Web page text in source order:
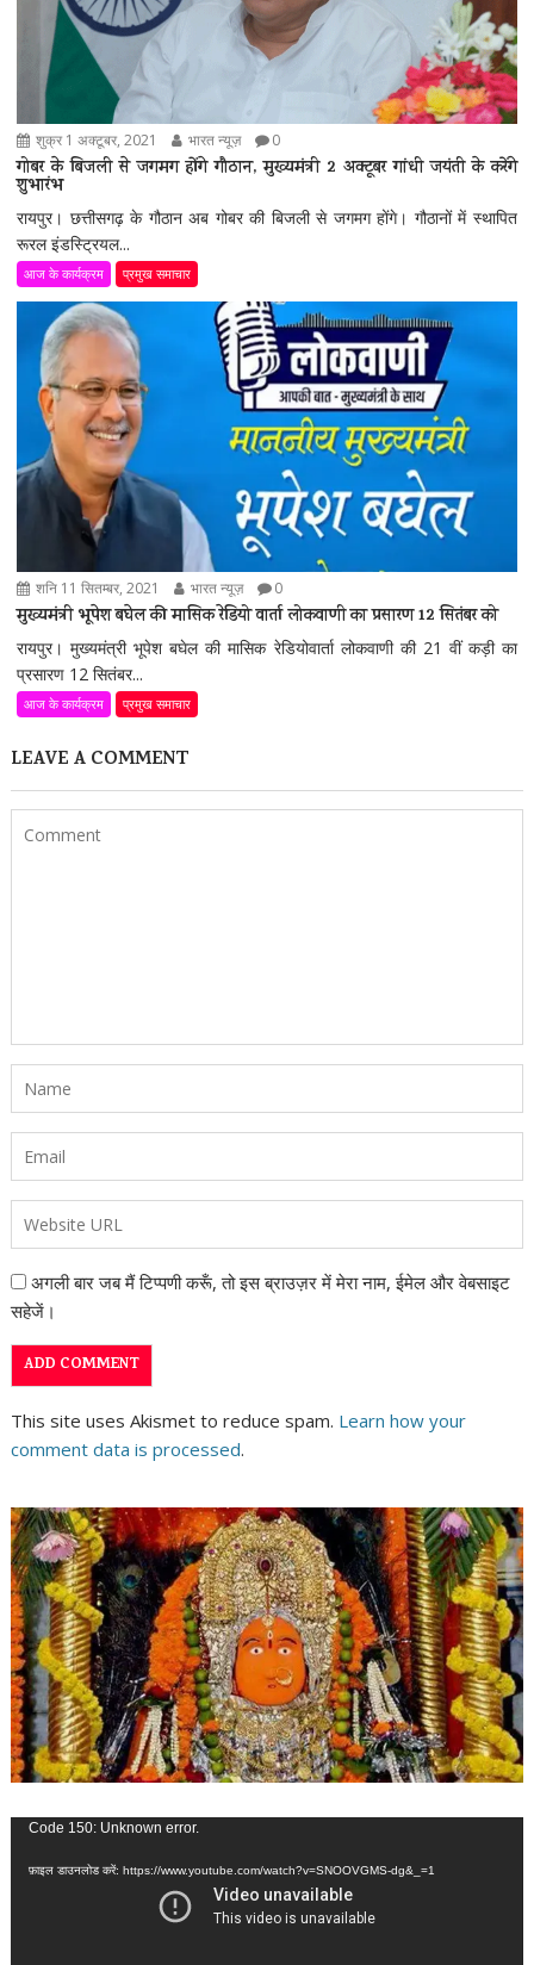
शुक्र 1 अक्टूबर, 2021 भारत न्यूज़ 0
गोबर के बिजली से जगमग होंगे गौठान, मुख्यमंत्री 2 अक्टूबर गांधी जयंती के करेंगे
शुभारंभ
रायपुर। छत्तीसगढ़ के गौठान अब गोबर की बिजली से जगमग होंगे। गौठानों में स्थापित
रूरल इंडस्ट्रियल...
आज के कार्यक्रम प्रमुख समाचार
शनि 11 सितम्बर, 2021 भारत न्यूज़ 0
मुख्यमंत्री भूपेश बघेल की मासिक रेडियो वार्ता लोकवाणी का प्रसारण 12 सितंबर को
रायपुर। मुख्यमंत्री भूपेश बघेल की मासिक रेडियोवार्ता लोकवाणी की 21 वीं कड़ी का
प्रसारण 12 सितंबर...
आज के कार्यक्रम प्रमुख समाचार
LEAVE A COMMENT
अगली बार जब मैं टिप्पणी करूँ, तो इस ब्राउज़र में मेरा नाम, ईमेल और वेबसाइट
सहेजें।
This site uses Akismet to reduce spam. Learn how your
comment data is processed.
वीडियो
Code 150: Unknown error.
फ़ाइल डाउनलोड करें: https://www.youtube.com/watch?v=SNOOVGMS-dg&_=1